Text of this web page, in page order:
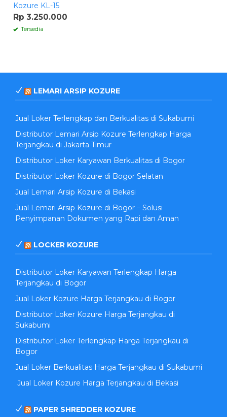
Kozure KL-15
Rp 3.250.000
Tersedia
LEMARI ARSIP KOZURE
Jual Loker Terlengkap dan Berkualitas di Sukabumi
Distributor Lemari Arsip Kozure Terlengkap Harga
Terjangkau di Jakarta Timur
Distributor Loker Karyawan Berkualitas di Bogor
Distributor Loker Kozure di Bogor Selatan
Jual Lemari Arsip Kozure di Bekasi
Jual Lemari Arsip Kozure di Bogor – Solusi
Penyimpanan Dokumen yang Rapi dan Aman
LOCKER KOZURE
Distributor Loker Karyawan Terlengkap Harga
Terjangkau di Bogor
Jual Loker Kozure Harga Terjangkau di Bogor
Distributor Loker Kozure Harga Terjangkau di
Sukabumi
Distributor Loker Terlengkap Harga Terjangkau di
Bogor
Jual Loker Berkualitas Harga Terjangkau di Sukabumi
Jual Loker Kozure Harga Terjangkau di Bekasi
PAPER SHREDDER KOZURE